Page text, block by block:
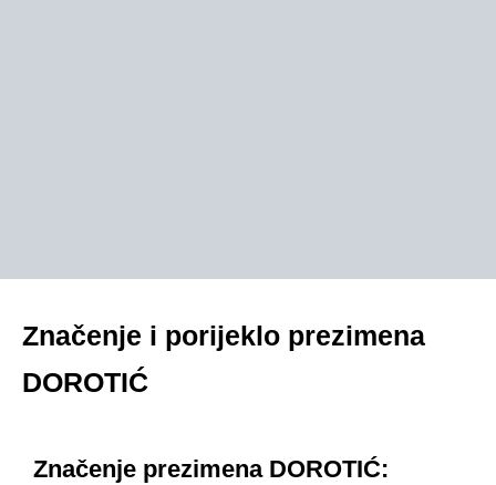
Značenje i porijeklo prezimena
DOROTIĆ
Značenje prezimena DOROTIĆ: